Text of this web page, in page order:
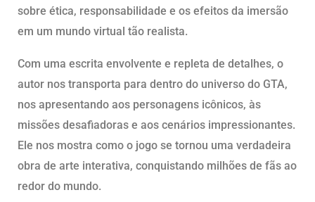
sobre ética, responsabilidade e os efeitos da imersão
em um mundo virtual tão realista.
Com uma escrita envolvente e repleta de detalhes, o
autor nos transporta para dentro do universo do GTA,
nos apresentando aos personagens icônicos, às
missões desafiadoras e aos cenários impressionantes.
Ele nos mostra como o jogo se tornou uma verdadeira
obra de arte interativa, conquistando milhões de fãs ao
redor do mundo.